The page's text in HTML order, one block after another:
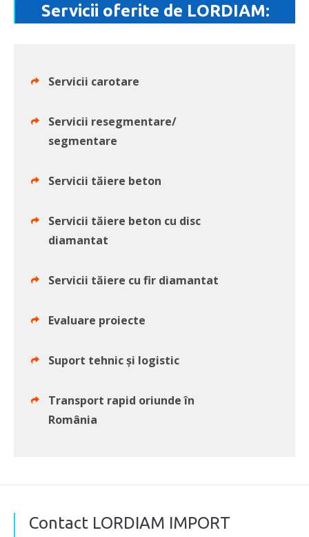
Servicii oferite de LORDIAM:
Servicii carotare
Servicii resegmentare/
segmentare
Servicii tăiere beton
Servicii tăiere beton cu disc
diamantat
Servicii tăiere cu fir diamantat
Evaluare proiecte
Suport tehnic și logistic
Transport rapid oriunde în
România
Contact LORDIAM IMPORT